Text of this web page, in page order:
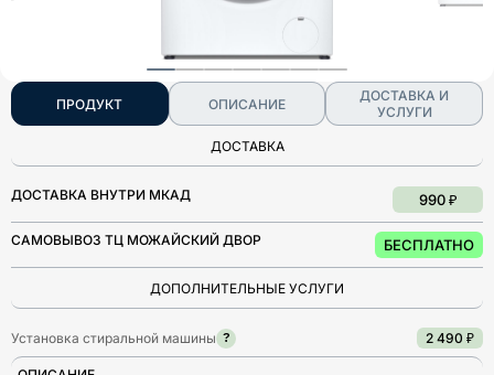
ПРОДУКТ ОПИСАНИЕ
ДОСТАВКА И
УСЛУГИ
ДОСТАВКА
ДОСТАВКА ВНУТРИ МКАД 990 ₽
САМОВЫВОЗ ТЦ МОЖАЙСКИЙ ДВОР БЕСПЛАТНО
ДОПОЛНИТЕЛЬНЫЕ УСЛУГИ
Установка стиральной машины ? 2 490 ₽